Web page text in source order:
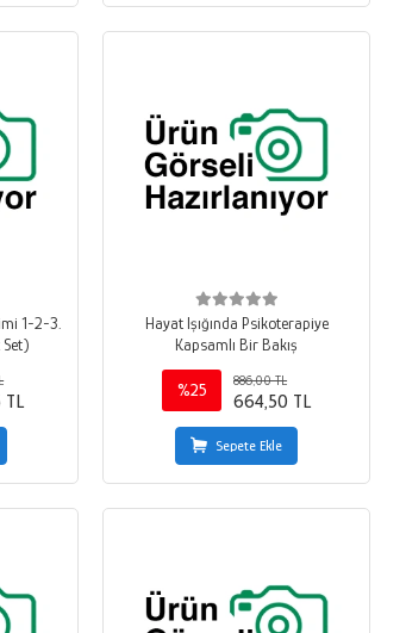
1-2-3.
TL
Hayat Işığında Psikoterapiye
Kapsamlı Bir Bakış
%25
886,00 TL
664,50 TL
Sepete Ekle